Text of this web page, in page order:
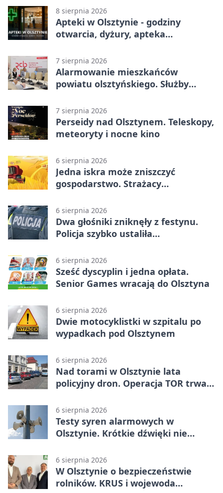
8 sierpnia 2026
Apteki w Olsztynie - godziny
otwarcia, dyżury, apteka
7 sierpnia 2026
Alarmowanie mieszkańców
powiatu olsztyńskiego. Służby
7 sierpnia 2026
Perseidy nad Olsztynem. Teleskopy,
meteoryty i nocne kino
6 sierpnia 2026
Jedna iskra może zniszczyć
gospodarstwo. Strażacy
6 sierpnia 2026
Dwa głośniki zniknęły z festynu.
Policja szybko ustaliła
6 sierpnia 2026
Sześć dyscyplin i jedna opłata.
Senior Games wracają do Olsztyna
6 sierpnia 2026
Dwie motocyklistki w szpitalu po
wypadkach pod Olsztynem
6 sierpnia 2026
Nad torami w Olsztynie lata
policyjny dron. Operacja TOR trwa
6 sierpnia 2026
Testy syren alarmowych w
Olsztynie. Krótkie dźwięki nie
6 sierpnia 2026
W Olsztynie o bezpieczeństwie
rolników. KRUS i wojewoda